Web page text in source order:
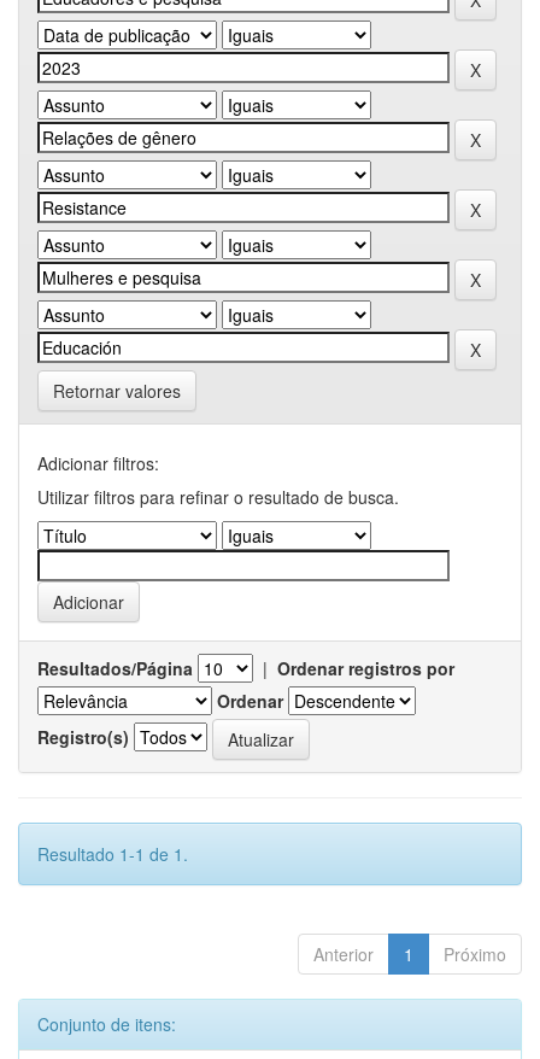
Retornar valores
Adicionar filtros:
Utilizar filtros para refinar o resultado de busca.
Resultados/Página | Ordenar registros por
Ordenar
Registro(s)
Resultado 1-1 de 1.
Anterior 1 Próximo
Conjunto de itens: